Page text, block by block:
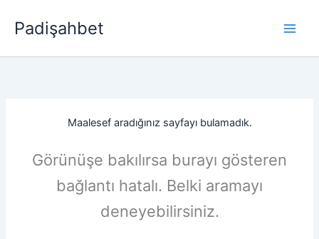
atlaPadişahbet
Maalesef aradığınız sayfayı bulamadık.
Görünüşe bakılırsa burayı gösteren
bağlantı hatalı. Belki aramayı
deneyebilirsiniz.